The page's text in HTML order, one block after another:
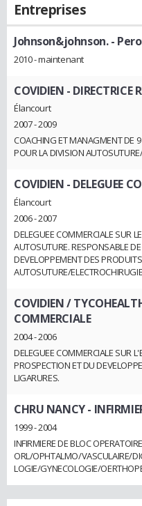
Entreprises
Johnson&johnson.-
2010 - maintenant
COVIDIEN - DIRECTRICE
Élancourt
2007 - 2009
COACHING ET MANAGMENT DE
POUR LA DIVISION
COVIDIEN - DELEGUEE
Élancourt
2006 - 2007
DELEGUEE COMMERCIALE SUR
AUTOSUTURE. RESPONSABLE
DEVELOPPEMENT DES
AUTOSUTURE/
COVIDIEN /
COMMERCIALE
2004 - 2006
DELEGUEE COMMERCIALE SUR
PROSPECTION ET DU
LIGARURES.
CHRU NANCY-
1999 - 2004
INFIRMIERE DE BLOC
ORL/OPHTALMO/VASCULAIRE/
LOGIE/GYNECOLOGIE/